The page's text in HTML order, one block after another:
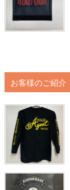
お客様のご紹介